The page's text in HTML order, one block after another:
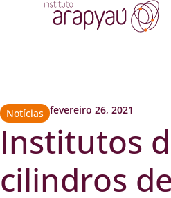
Notícias fevereiro 26, 2021
Institutos
cilindros